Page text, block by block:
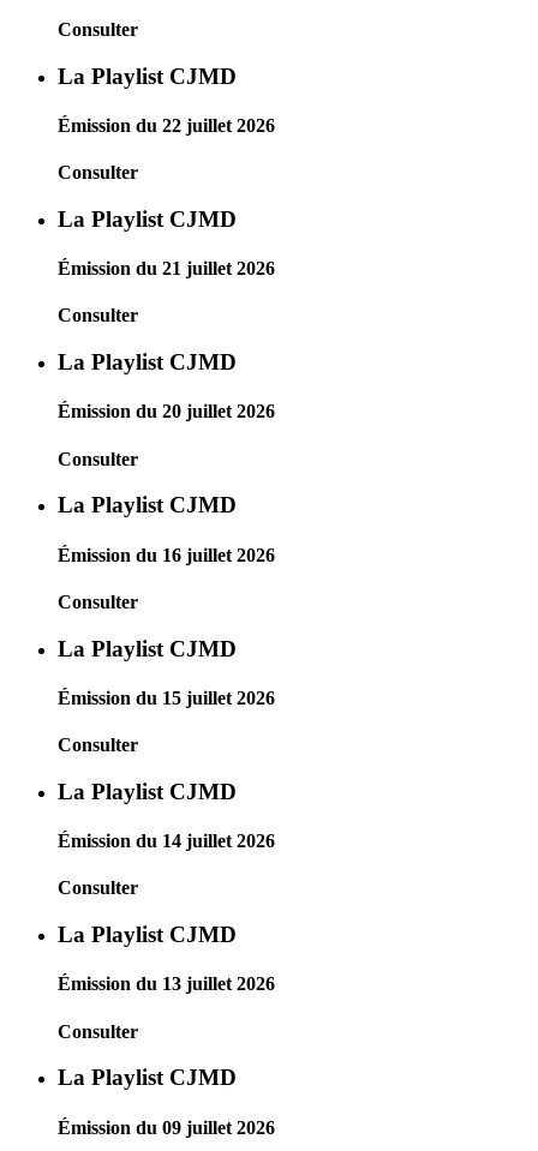
Consulter
La Playlist CJMD
Émission du 22 juillet 2026
Consulter
La Playlist CJMD
Émission du 21 juillet 2026
Consulter
La Playlist CJMD
Émission du 20 juillet 2026
Consulter
La Playlist CJMD
Émission du 16 juillet 2026
Consulter
La Playlist CJMD
Émission du 15 juillet 2026
Consulter
La Playlist CJMD
Émission du 14 juillet 2026
Consulter
La Playlist CJMD
Émission du 13 juillet 2026
Consulter
La Playlist CJMD
Émission du 09 juillet 2026